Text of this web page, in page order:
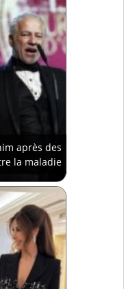
après des
la maladie